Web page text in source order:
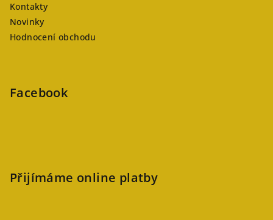
Kontakty
Novinky
Hodnocení obchodu
Facebook
Přijímáme online platby